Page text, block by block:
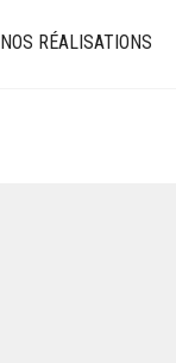
NOS RÉALISATIONS